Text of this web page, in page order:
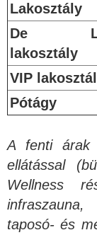
Lakosztály
De
lakosztály
VIP
Pótágy
A fenti árak
ellátással
Wellness
taposó- és